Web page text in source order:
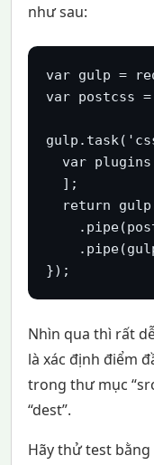
như sau:
var gulp =
var postcss
var plugins
  ];
return
Nhìn qua thì rất
là xác định điểm
trong thư mục
“dest”.
Hãy thử test